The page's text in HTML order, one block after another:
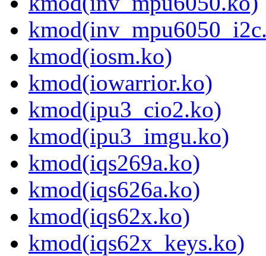
kmod(iosm.ko)
kmod(iowarrior.ko)
kmod(ipu3_cio2.ko)
kmod(ipu3_imgu.ko)
kmod(iqs269a.ko)
kmod(iqs626a.ko)
kmod(iqs62x.ko)
kmod(iqs62x_keys.ko)